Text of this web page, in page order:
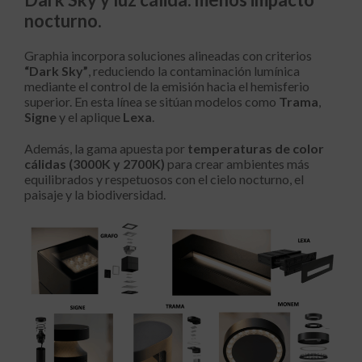
nocturno.
Graphia incorpora soluciones alineadas con criterios
“Dark Sky”, reduciendo la contaminación lumínica
mediante el control de la emisión hacia el hemisferio
superior. En esta línea se sitúan modelos como Trama,
Signe y el aplique Lexa.
Además, la gama apuesta por temperaturas de color
cálidas (3000K y 2700K) para crear ambientes más
equilibrados y respetuosos con el cielo nocturno, el
paisaje y la biodiversidad.